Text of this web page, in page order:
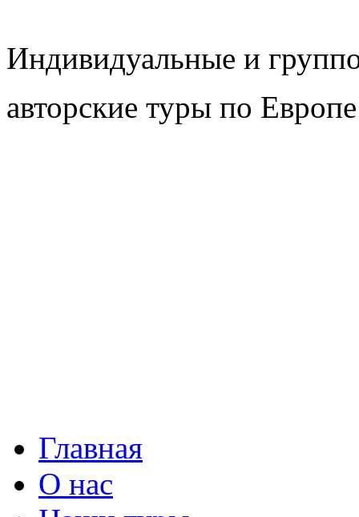
Индивидуальные и
авторские туры по
Главная
О нас